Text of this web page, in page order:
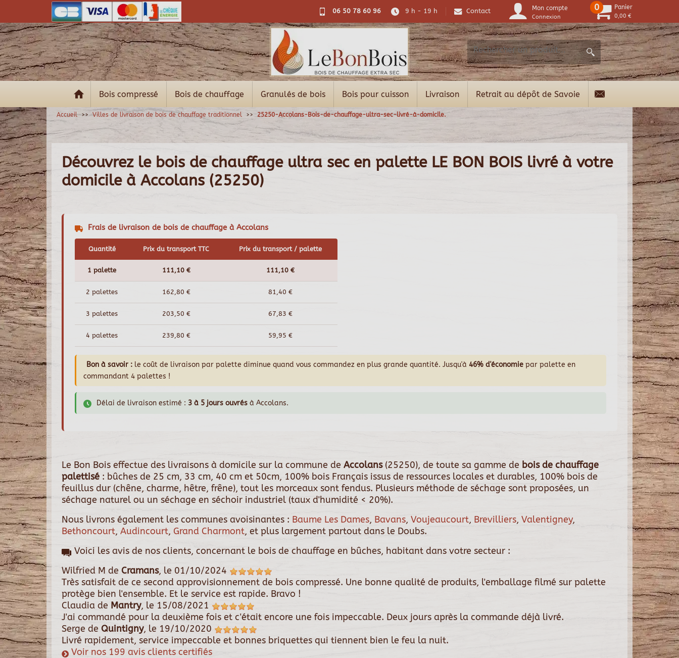
06 50 78 60 96 9 h - 19 h Contact Mon compte
Connexion
0 Panier
0,00 €
Bois compressé Bois de chauffage Granulés de bois Bois pour cuisson Livraison Retrait au dépôt de Savoie
Accueil Villes de livraison de bois de chauffage traditionnel 25250-Accolans-Bois-de-chauffage-ultra-sec-livré-à-domicile.
Découvrez le bois de chauffage ultra sec en palette LE BON BOIS livré à votre
domicile à Accolans (25250)
Frais de livraison de bois de chauffage à Accolans
Quantité Prix du transport TTC Prix du transport / palette
1 palette 111,10 € 111,10 €
2 palettes 162,80 € 81,40 €
3 palettes 203,50 € 67,83 €
4 palettes 239,80 € 59,95 €
Bon à savoir : le coût de livraison par palette diminue quand vous commandez en plus grande quantité. Jusqu'à 46% d'économie par palette en
commandant 4 palettes !
Délai de livraison estimé : 3 à 5 jours ouvrés à Accolans.
Le Bon Bois effectue des livraisons à domicile sur la commune de Accolans(25250), de toute sa gamme de bois de chauffage
palettisé : bûches de 25 cm, 33 cm, 40 cm et 50cm, 100% bois Français issus de ressources locales et durables, 100% bois de
feuillus dur (chêne, charme, hêtre, frêne), tout les morceaux sont fendus. Plusieurs méthode de séchage sont proposées, un
séchage naturel ou un séchage en séchoir industriel (taux d'humidité < 20%).
Nous livrons également les communes avoisinantes : Baume Les Dames, Bavans, Voujeaucourt, Brevilliers, Valentigney,
Bethoncourt, Audincourt, Grand Charmont, et plus largement partout dans le Doubs.
Voici les avis de nos clients, concernant le bois de chauffage en bûches, habitant dans votre secteur :
Wilfried M de Cramans, le 01/10/2024
Très satisfait de ce second approvisionnement de bois compressé. Une bonne qualité de produits, l'emballage filmé sur palette
protège bien l'ensemble. Et le service est rapide. Bravo !
Claudia de Mantry, le 15/08/2021
J'ai commandé pour la deuxième fois et c'était encore une fois impeccable. Deux jours après la commande déjà livré.
Serge de Quintigny, le 19/10/2020
Livré rapidement, service impeccable et bonnes briquettes qui tiennent bien le feu la nuit.
Voir nos 199 avis clients certifiés